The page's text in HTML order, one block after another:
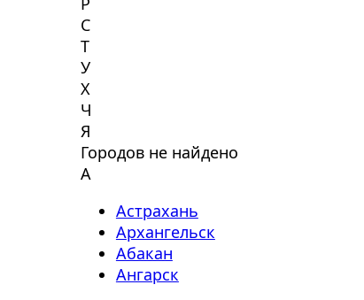
С
Т
У
Х
Ч
Я
Городов не найдено
А
Астрахань
Архангельск
Абакан
Ангарск